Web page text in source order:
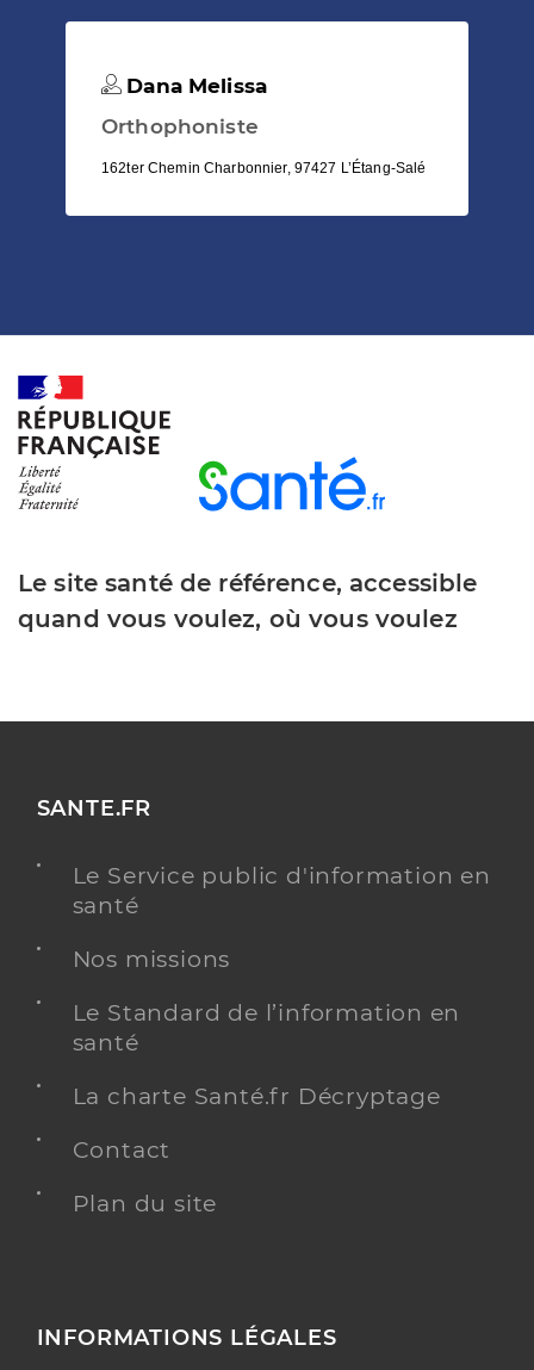
Dana Melissa
Orthophoniste
162ter Chemin Charbonnier, 97427 L’Étang-Salé
Le site santé de référence, accessible
quand vous voulez, où vous voulez
SANTE.FR
Le Service public d'information en
santé
Nos missions
Le Standard de l’information en
santé
La charte Santé.fr Décryptage
Contact
Plan du site
INFORMATIONS LÉGALES